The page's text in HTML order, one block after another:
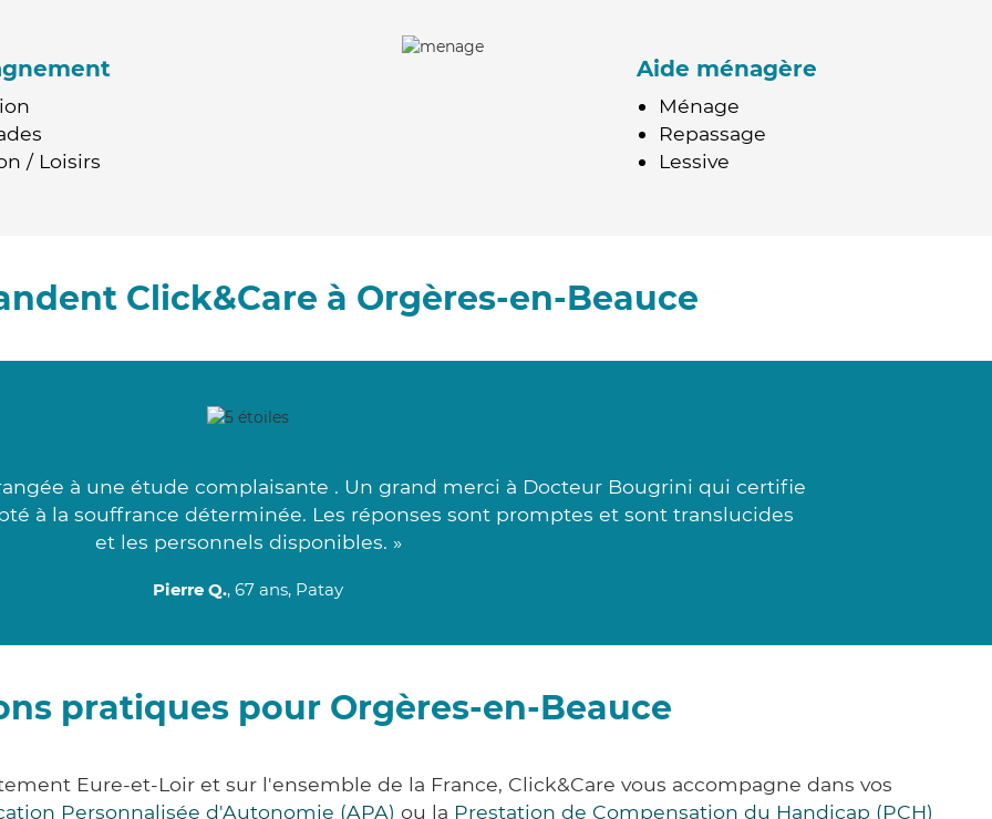
/ Loisirs
Aide ménagère
Ménage
Repassage
Lessive
Click&Care à Orgères-en-Beauce
à une étude complaisante . Un grand merci à Docteur Bougrini qui certifie
à la souffrance déterminée. Les réponses sont promptes et sont translucides
et les personnels disponibles. »
Pierre Q., 67 ans, Patay
pratiques pour Orgères-en-Beauce
Eure-et-Loir et sur l'ensemble de la France, Click&Care vous accompagne dans vos
Personnalisée d'Autonomie (APA) ou la Prestation de Compensation du Handicap (PCH)